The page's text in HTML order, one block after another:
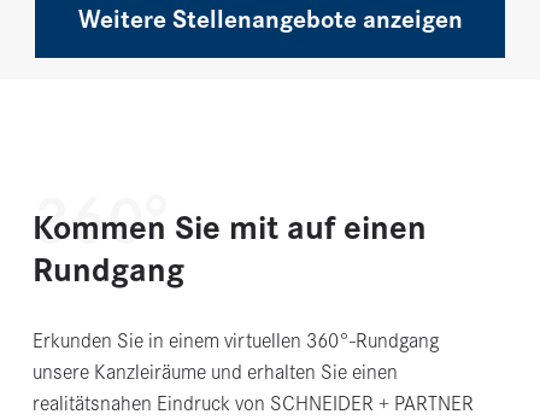
Weitere Stellenangebote anzeigen
360°
Kommen Sie mit auf einen
Rundgang
Erkunden Sie in einem virtuellen 360°-Rundgang
unsere Kanzleiräume und erhalten Sie einen
realitätsnahen Eindruck von SCHNEIDER + PARTNER